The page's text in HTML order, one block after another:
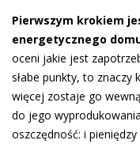
Pierwszym krokiem
energetycznego
oceni jakie jest
słabe punkty, to znaczy
więcej zostaje go
do jego
oszczędność: i